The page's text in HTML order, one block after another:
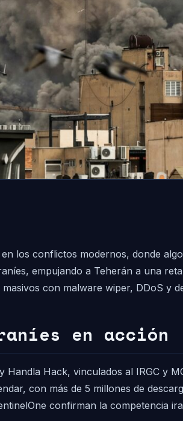
los conflictos modernos, donde
empujando a Teherán a una
con malware wiper, DDoS y
en acción
Hack, vinculados al IRGC y
con más de 5 millones de
confirman la competencia